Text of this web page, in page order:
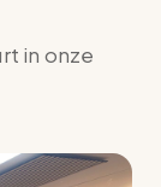
in onze